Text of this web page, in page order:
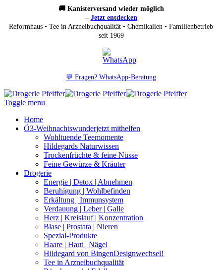
🚚 Kanisterversand wieder möglich
– Jetzt entdecken
Reformhaus • Tee in Arzneibuchqualität • Chemikalien • Familienbetrieb
seit 1969
💬 Fragen? WhatsApp-Beratung
Toggle menu
Home
Ö3-Weihnachtswunderjetzt mithelfen
Wohltuende Teemomente
Hildegards Naturwissen
Trockenfrüchte & feine Nüsse
Feine Gewürze & Kräuter
Drogerie
Energie | Detox | Abnehmen
Beruhigung | Wohlbefinden
Erkältung | Immunsystem
Verdauung | Leber | Galle
Herz | Kreislauf | Konzentration
Blase | Prostata | Nieren
Spezial-Produkte
Haare | Haut | Nägel
Hildegard von BingenDesignwechsel!
Tee in Arzneibuchqualität